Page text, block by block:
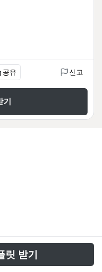
공유 신고
fiscais em
leis municipais
릿 받기